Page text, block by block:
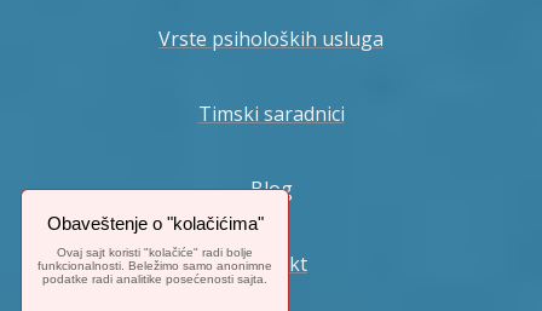
Vrste psiholoških usluga
Timski saradnici
Blog
Kontakt
Obaveštenje o "kolačićima"
Ovaj sajt koristi "kolačiće" radi bolje
funkcionalnosti. Beležimo samo anonimne
podatke radi analitike posećenosti sajta.